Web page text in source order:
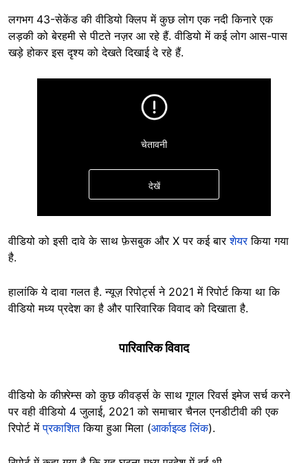
लगभग 43-सेकेंड की वीडियो क्लिप में कुछ लोग एक नदी किनारे एक
लड़की को बेरहमी से पीटते नज़र आ रहे हैं. वीडियो में कई लोग आस-पास
खड़े होकर इस दृश्य को देखते दिखाई दे रहे हैं.
चेतावनी
देखें
छिपाएं
वीडियो को इसी दावे के साथ फ़ेसबुक और X पर कई बारशेयरकिया गया
है.
हालांकि ये दावा गलत है. न्यूज़ रिपोर्ट्स ने 2021 में रिपोर्ट किया था कि
वीडियो मध्य प्रदेश का है और पारिवारिक विवाद को दिखाता है.
पारिवारिक विवाद
वीडियो के कीफ़्रेम्स को कुछ कीवर्ड्स के साथ गूगल रिवर्स इमेज सर्च करने
पर वही वीडियो 4 जुलाई, 2021 को समाचार चैनल एनडीटीवी की एक
रिपोर्ट मेंप्रकाशितकिया हुआ मिला (आर्काइव्ड लिंक).